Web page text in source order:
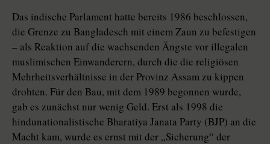
Das indische Parlament hatte bereits 1986 beschlossen,
die Grenze zu Bangladesch mit einem Zaun zu befestigen
– als Reaktion auf die wachsenden Ängste vor illegalen
muslimischen Einwanderern, durch die die religiösen
Mehrheitsverhältnisse in der Provinz Assam zu kippen
drohten. Für den Bau, mit dem 1989 begonnen wurde,
gab es zunächst nur wenig Geld. Erst als 1998 die
hindunationalistische Bharatiya Janata Party (BJP) an die
Macht kam, wurde es ernst mit der „Sicherung“ der